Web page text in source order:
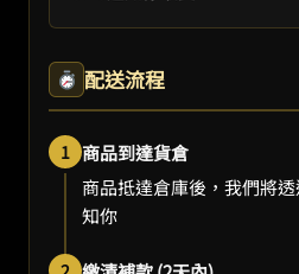
配送流程
1 商品到達貨倉
商品抵達倉庫後，我們將
知你